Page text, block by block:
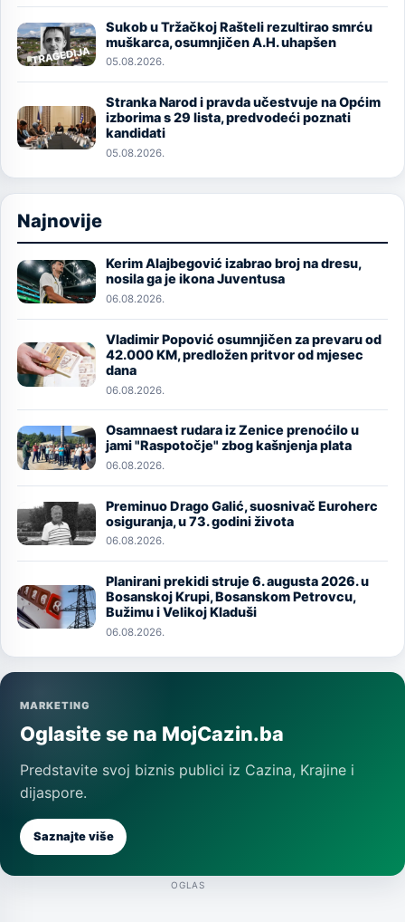
Image
Sukob u Tržačkoj Rašteli rezultirao smrću
muškarca, osumnjičen A.H. uhapšen
05.08.2026.
Image
Stranka Narod i pravda učestvuje na Općim
izborima s 29 lista, predvodeći poznati
kandidati
05.08.2026.
Najnovije
Image
Kerim Alajbegović izabrao broj na dresu,
nosila ga je ikona Juventusa
06.08.2026.
Image
Vladimir Popović osumnjičen za prevaru od
42.000 KM, predložen pritvor od mjesec
dana
06.08.2026.
Image
Osamnaest rudara iz Zenice prenoćilo u
jami "Raspotočje" zbog kašnjenja plata
06.08.2026.
Image
Preminuo Drago Galić, suosnivač Euroherc
osiguranja, u 73. godini života
06.08.2026.
Image
Planirani prekidi struje 6. augusta 2026. u
Bosanskoj Krupi, Bosanskom Petrovcu,
Bužimu i Velikoj Kladuši
06.08.2026.
MARKETING
Oglasite se na MojCazin.ba
Predstavite svoj biznis publici iz Cazina, Krajine i
dijaspore.
Saznajte više
OGLAS